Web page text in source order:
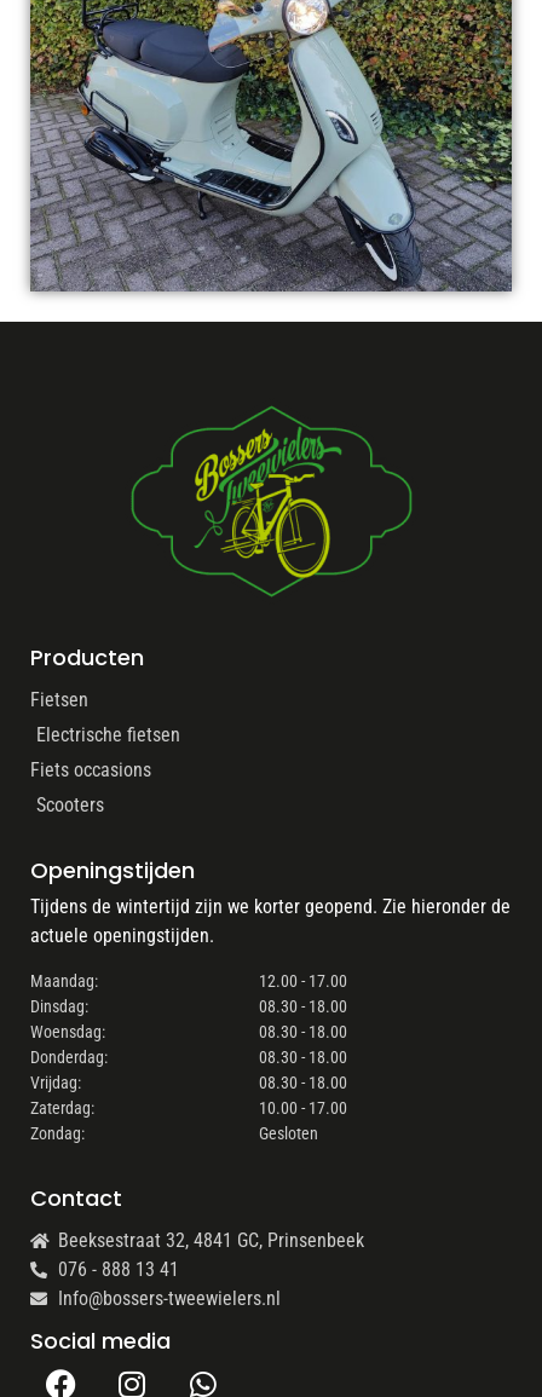
Producten
Fietsen
Electrische fietsen
Fiets occasions
Scooters
Openingstijden
Tijdens de wintertijd zijn we korter geopend. Zie hieronder de
actuele openingstijden.
Maandag:
12.00 - 17.00
Dinsdag:
08.30 - 18.00
Woensdag:
08.30 - 18.00
Donderdag:
08.30 - 18.00
Vrijdag:
08.30 - 18.00
Zaterdag:
10.00 - 17.00
Zondag:
Gesloten
Contact
Beeksestraat 32, 4841 GC, Prinsenbeek
076 - 888 13 41
Info@bossers-tweewielers.nl
Social media